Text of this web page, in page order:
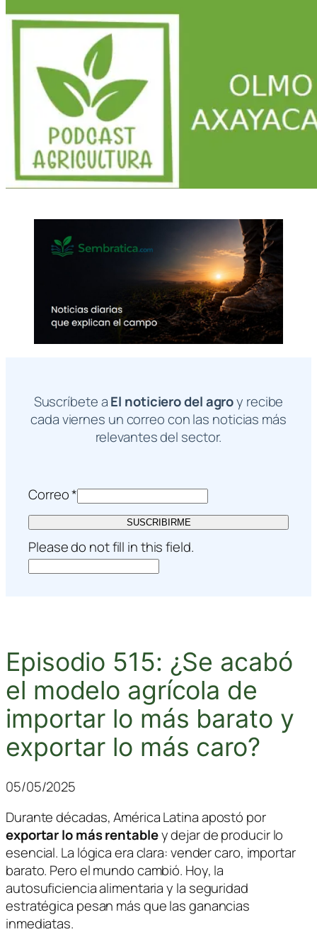
Suscríbete aEl noticiero del agroy recibe
cada viernes un correo con las noticias más
relevantes del sector.
Correo*
SUSCRIBIRME
Please do not fill in this field.
Episodio 515: ¿Se acabó
el modelo agrícola de
importar lo más barato y
exportar lo más caro?
05/05/2025
Durante décadas, América Latina apostó por
exportar lo más rentabley dejar de producir lo
esencial. La lógica era clara: vender caro, importar
barato. Pero el mundo cambió. Hoy, la
autosuficiencia alimentariay la seguridad
estratégica pesan más que las ganancias
inmediatas.